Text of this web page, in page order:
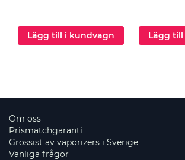
Lägg till i kundvagn Lägg
Om oss
Prismatchgaranti
Grossist av vaporizers i Sverige
Vanliga frågor